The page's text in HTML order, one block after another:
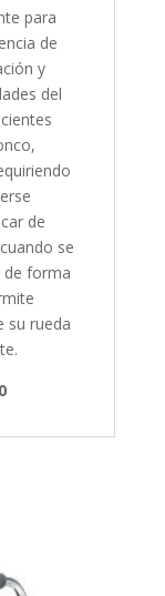
para
de
y
del
de
se
de forma
su rueda